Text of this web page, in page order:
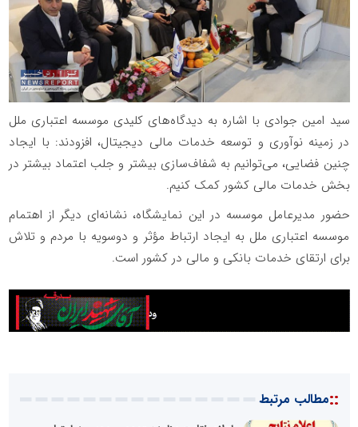
سید امین جوادی با اشاره به دیدگاه‌های کلیدی موسسه اعتباری ملل
در زمینه نوآوری و توسعه خدمات مالی دیجیتال، افزودند: با ایجاد
چنین فضایی، می‌توانیم به شفاف‌سازی بیشتر و جلب اعتماد بیشتر در
بخش خدمات مالی کشور کمک کنیم.
حضور مدیرعامل موسسه در این نمایشگاه، نشانه‌ای دیگر از اهتمام
موسسه اعتباری ملل به ایجاد ارتباط مؤثر و دوسویه با مردم و تلاش
برای ارتقای خدمات بانکی و مالی در کشور است.
::مطالب مرتبط